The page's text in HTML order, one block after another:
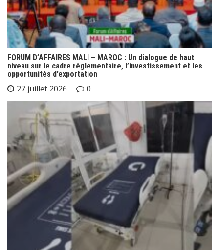
FORUM D’AFFAIRES MALI – MAROC : Un dialogue de haut
niveau sur le cadre réglementaire, l’investissement et les
opportunités d’exportation
27 juillet 2026 0